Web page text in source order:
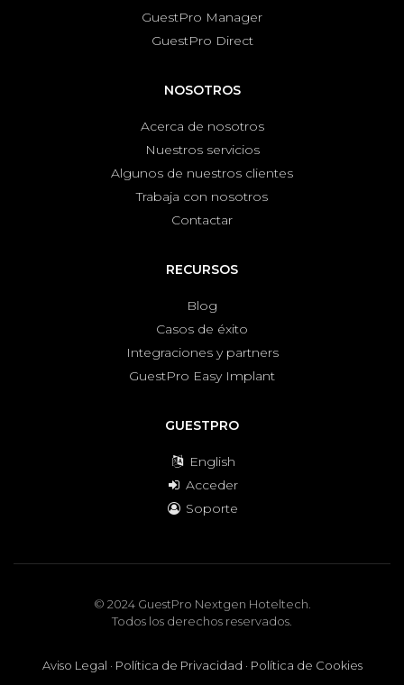
GuestPro Manager
GuestPro Direct
NOSOTROS
Acerca de nosotros
Nuestros servicios
Algunos de nuestros clientes
Trabaja con nosotros
Contactar
RECURSOS
Blog
Casos de éxito
Integraciones y partners
GuestPro Easy Implant
GUESTPRO
English
Acceder
Soporte
© 2024 GuestPro Nextgen Hoteltech.
Todos los derechos reservados.
Aviso Legal · Política de Privacidad · Política de Cookies